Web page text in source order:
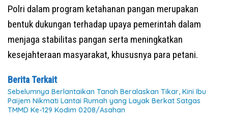
Polri dalam program ketahanan pangan merupakan
bentuk dukungan terhadap upaya pemerintah dalam
menjaga stabilitas pangan serta meningkatkan
kesejahteraan masyarakat, khususnya para petani.
Berita Terkait
Sebelumnya Berlantaikan Tanah Beralaskan Tikar, Kini Ibu
Paijem Nikmati Lantai Rumah yang Layak Berkat Satgas
TMMD Ke-129 Kodim 0208/Asahan